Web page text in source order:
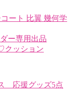
ート 比翼 幾何学
ー専用出品
ッション
応援グッズ5点